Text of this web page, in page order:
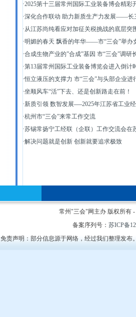
·2025第十三届常州国际工业装备博会精彩
·深化合作联动 助力新质生产力发展——长
·从江苏尚纯看应对加征关税挑战的底层
·明媚的春天 飘香的年华——市“三会”举办
·合成生物产业的”合成”基因 市“三会”调
·第13届常州国际工业装备博览会进入倒计
·恒立液压的支撑力 市“三会”与头部企业
·坐顺风车“活”下去、还是创新路走在前！
·新质引领 数智发展----2025年江苏省工业
·杭州市“三会”来常工作交流
·苏锡常扬宁工经联（企联）工作交流会在
·解决问题就是创新 创新就要追求极致
常州"三会"网主办 版权所有 -
备案序列号： 苏ICP备
免责声明：部分信息源于网络，经过我们整理发